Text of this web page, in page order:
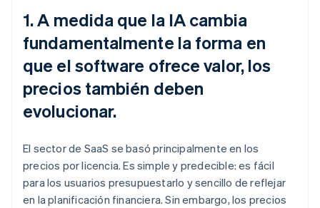
1. A medida que la IA cambia
fundamentalmente la forma en
que el software ofrece valor, los
precios también deben
evolucionar.
El sector de SaaS se basó principalmente en los
precios por licencia. Es simple y predecible: es fácil
para los usuarios presupuestarlo y sencillo de reflejar
en la planificación financiera. Sin embargo, los precios